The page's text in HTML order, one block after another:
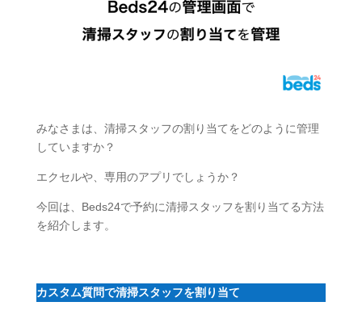
みなさまは、清掃スタッフの割り当てをどのように管理
していますか？
エクセルや、専用のアプリでしょうか？
今回は、Beds24で予約に清掃スタッフを割り当てる方法
を紹介します。
カスタム質問で清掃スタッフを割り当て